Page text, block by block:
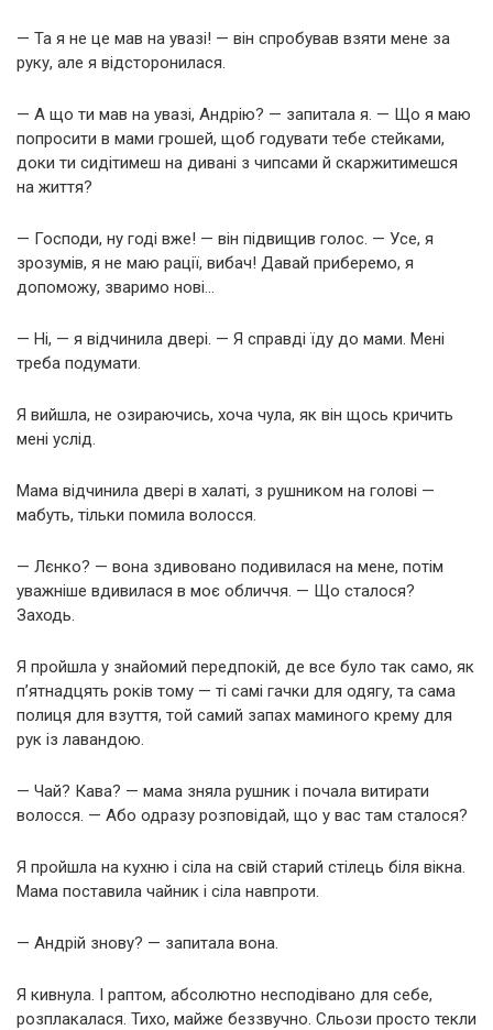
— Та я не це мав на увазі! — він спробував взяти мене за
руку, але я відсторонилася.
— А що ти мав на увазі, Андрію? — запитала я. — Що я маю
попросити в мами грошей, щоб годувати тебе стейками,
доки ти сидітимеш на дивані з чипсами й скаржитимешся
на життя?
— Господи, ну годі вже! — він підвищив голос. — Усе, я
зрозумів, я не маю рації, вибач! Давай приберемо, я
допоможу, зваримо нові…
— Ні, — я відчинила двері. — Я справді їду до мами. Мені
треба подумати.
Я вийшла, не озираючись, хоча чула, як він щось кричить
мені услід.
Мама відчинила двері в халаті, з рушником на голові —
мабуть, тільки помила волосся.
— Лєнко? — вона здивовано подивилася на мене, потім
уважніше вдивилася в моє обличчя. — Що сталося?
Заходь.
Я пройшла у знайомий передпокій, де все було так само, як
п’ятнадцять років тому — ті самі гачки для одягу, та сама
полиця для взуття, той самий запах маминого крему для
рук із лавандою.
— Чай? Кава? — мама зняла рушник і почала витирати
волосся. — Або одразу розповідай, що у вас там сталося?
Я пройшла на кухню і сіла на свій старий стілець біля вікна.
Мама поставила чайник і сіла навпроти.
— Андрій знову? — запитала вона.
Я кивнула. І раптом, абсолютно несподівано для себе,
розплакалася. Тихо, майже беззвучно. Сльози просто текли